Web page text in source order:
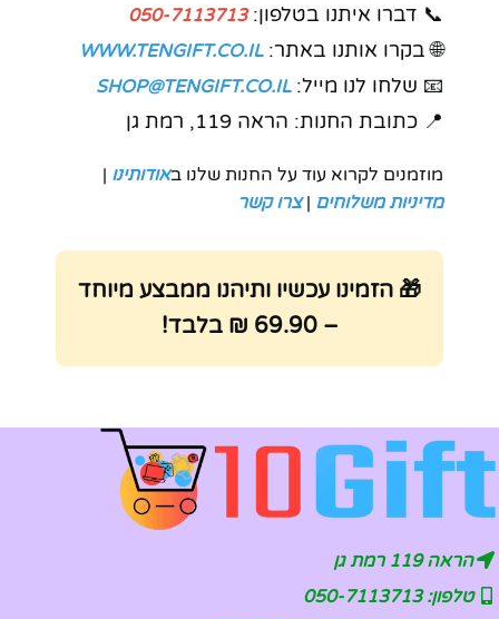
📞 דברו איתנו בטלפון:050-7113713
🌐 בקרו אותנו באתר:WWW.TENGIFT.CO.IL
📧 שלחו לנו מייל:SHOP@TENGIFT.CO.IL
📍 כתובת החנות: הראה 119, רמת גן
מוזמנים לקרוא עוד על החנות שלנו באודותינו |
מדיניות משלוחים |צרו קשר
🎁 הזמינו עכשיו ותיהנו ממבצע מיוחד
– 69.90 ₪ בלבד!
הראה 119 רמת גן
טלפון: 050-7113713